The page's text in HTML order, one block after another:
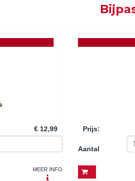
€ 12,99
MEER INFO
Prijs:
Aantal